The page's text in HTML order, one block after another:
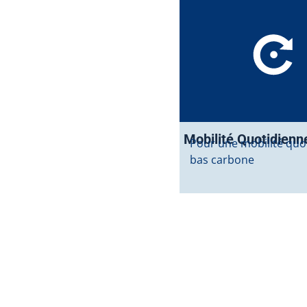
Mobilité
Pour une mobilité
bas carbone